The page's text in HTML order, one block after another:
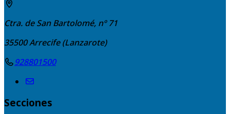
Ctra. de San Bartolomé, nº 71
35500Arrecife (Lanzarote)
928801500
Secciones